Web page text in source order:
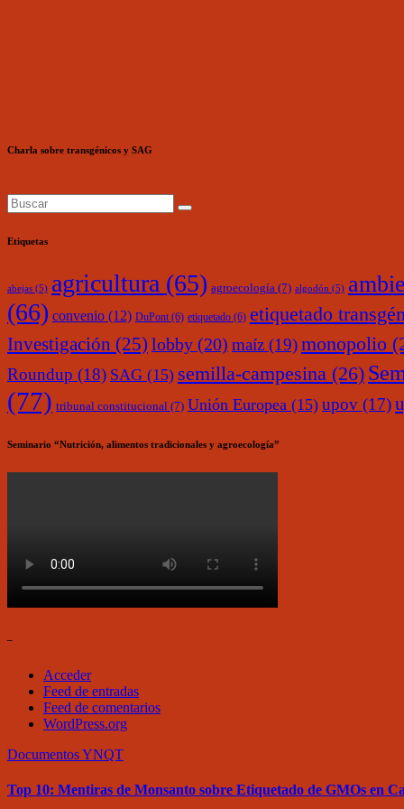
Charla sobre transgénicos y SAG
Etiquetas
abejas (5) agricultura (65) agroecología (7) algodón (5)
(66) convenio (12) DuPont (6) etiquetado (6) etiquetado
Investigación (25) lobby (20) maíz (19)monopolio
Roundup (18) SAG (15) semilla-campesina (26)
(77) tribunal constitucional (7) Unión Europea (15) upov (17)
Seminario “Nutrición, alimentos tradicionales y agroecología”
–
Acceder
Feed de entradas
Feed de comentarios
WordPress.org
DocumentosYNQT
Top 10: Mentiras de Monsanto sobre Etiquetado de GMOs en